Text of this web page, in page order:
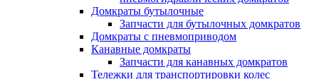
Домкраты бутылочные
Запчасти для бутылочных домкратов
Домкраты с пневмоприводом
Канавные домкраты
Запчасти для канавных домкратов
Тележки для транспортировки колес